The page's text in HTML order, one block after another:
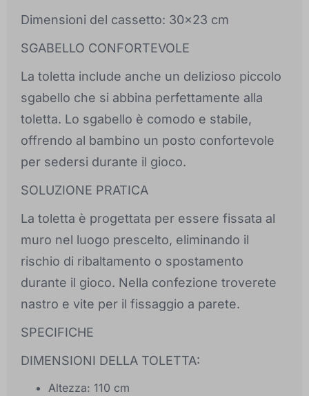
Dimensioni del cassetto: 30x23 cm
SGABELLO CONFORTEVOLE
La toletta include anche un delizioso piccolo
sgabello che si abbina perfettamente alla
toletta. Lo sgabello è comodo e stabile,
offrendo al bambino un posto confortevole
per sedersi durante il gioco.
SOLUZIONE PRATICA
La toletta è progettata per essere fissata al
muro nel luogo prescelto, eliminando il
rischio di ribaltamento o spostamento
durante il gioco. Nella confezione troverete
nastro e vite per il fissaggio a parete.
SPECIFICHE
DIMENSIONI DELLA TOLETTA:
Altezza: 110 cm